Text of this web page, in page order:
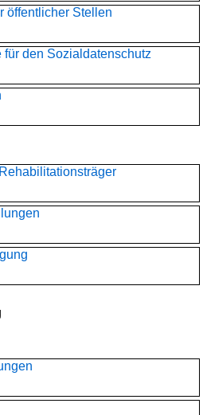
öffentlicher Stellen
den Sozialdatenschutz